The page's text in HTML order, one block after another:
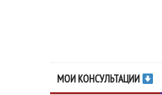
МОИ КОНСУЛЬТАЦИИ